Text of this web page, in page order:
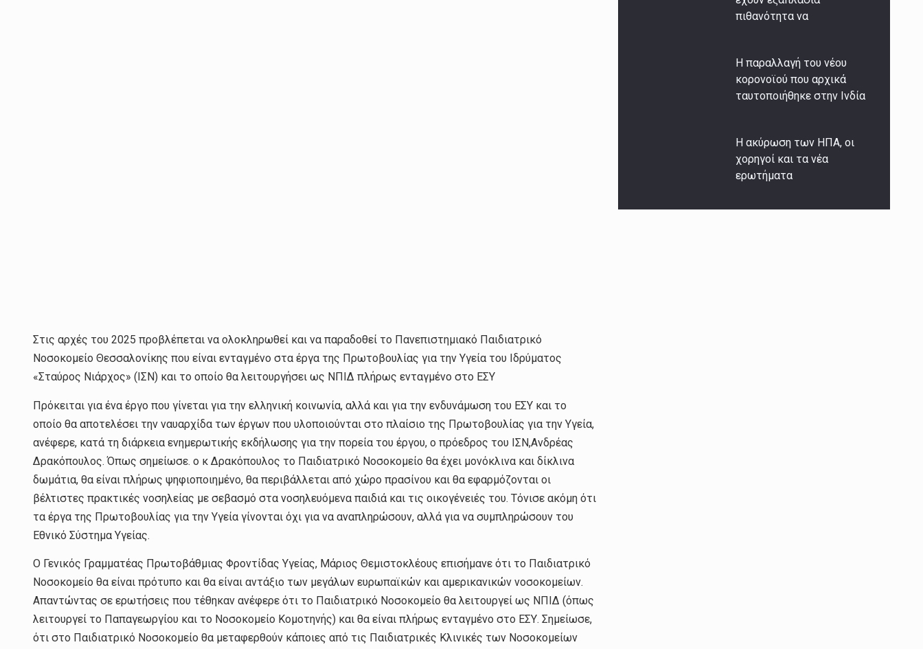
Στις αρχές του 2025 προβλέπεται να ολοκληρωθεί και να παραδοθεί το Πανεπιστημιακό Παιδιατρικό
Νοσοκομείο Θεσσαλονίκης που είναι ενταγμένο στα έργα της Πρωτοβουλίας για την Υγεία του Ιδρύματος
«Σταύρος Νιάρχος» (ΙΣΝ) και το οποίο θα λειτουργήσει ως ΝΠΙΔ πλήρως ενταγμένο στο ΕΣΥ
Πρόκειται για ένα έργο που γίνεται για την ελληνική κοινωνία, αλλά και για την ενδυνάμωση του ΕΣΥ και το
οποίο θα αποτελέσει την ναυαρχίδα των έργων που υλοποιούνται στο πλαίσιο της Πρωτοβουλίας για την Υγεία,
ανέφερε, κατά τη διάρκεια ενημερωτικής εκδήλωσης για την πορεία του έργου, ο πρόεδρος του ΙΣΝ,Ανδρέας
Δρακόπουλος. Όπως σημείωσε. ο κ Δρακόπουλος το Παιδιατρικό Νοσοκομείο θα έχει μονόκλινα και δίκλινα
δωμάτια, θα είναι πλήρως ψηφιοποιημένο, θα περιβάλλεται από χώρο πρασίνου και θα εφαρμόζονται οι
βέλτιστες πρακτικές νοσηλείας με σεβασμό στα νοσηλευόμενα παιδιά και τις οικογένειές του. Τόνισε ακόμη ότι
τα έργα της Πρωτοβουλίας για την Υγεία γίνονται όχι για να αναπληρώσουν, αλλά για να συμπληρώσουν του
Εθνικό Σύστημα Υγείας.
Ο Γενικός Γραμματέας Πρωτοβάθμιας Φροντίδας Υγείας, Μάριος Θεμιστοκλέους επισήμανε ότι το Παιδιατρικό
Νοσοκομείο θα είναι πρότυπο και θα είναι αντάξιο των μεγάλων ευρωπαϊκών και αμερικανικών νοσοκομείων.
Απαντώντας σε ερωτήσεις που τέθηκαν ανέφερε ότι το Παιδιατρικό Νοσοκομείο θα λειτουργεί ως ΝΠΙΔ (όπως
λειτουργεί το Παπαγεωργίου και το Νοσοκομείο Κομοτηνής) και θα είναι πλήρως ενταγμένο στο ΕΣΥ. Σημείωσε,
ότι στο Παιδιατρικό Νοσοκομείο θα μεταφερθούν κάποιες από τις Παιδιατρικές Κλινικές των Νοσοκομείων
πιθανότητα να
Η παραλλαγή του νέου
κορονοϊού που αρχικά
ταυτοποιήθηκε στην Ινδία
Η ακύρωση των ΗΠΑ, οι
χορηγοί και τα νέα
ερωτήματα